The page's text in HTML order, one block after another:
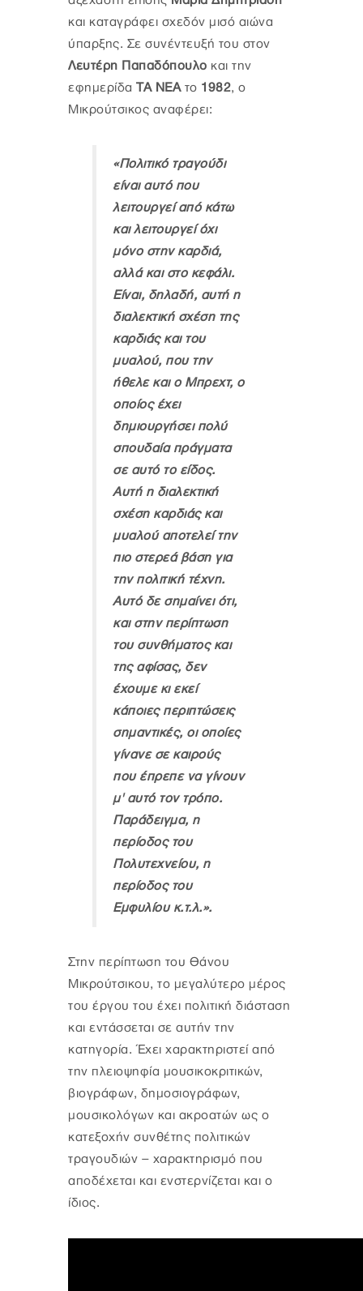
και καταγράφει σχεδόν μισό αιώνα
ύπαρξης. Σε συνέντευξή του στον
Λευτέρη Παπαδόπουλο και την
εφημερίδα ΤΑ ΝΕΑτο 1982, ο
Μικρούτσικος αναφέρει:
«Πολιτικό τραγούδι
είναι αυτό που
λειτουργεί από κάτω
και λειτουργεί όχι
μόνο στην καρδιά,
αλλά και στο κεφάλι.
Είναι, δηλαδή, αυτή η
διαλεκτική σχέση της
καρδιάς και του
μυαλού, που την
ήθελε και ο Μπρεχτ, ο
οποίος έχει
δημιουργήσει πολύ
σπουδαία πράγματα
σε αυτό το είδος.
Αυτή η διαλεκτική
σχέση καρδιάς και
μυαλού αποτελεί την
πιο στερεά βάση για
την πολιτική τέχνη.
Αυτό δε σημαίνει ότι,
και στην περίπτωση
του συνθήματος και
της αφίσας, δεν
έχουμε κι εκεί
κάποιες περιπτώσεις
σημαντικές, οι οποίες
γίνανε σε καιρούς
που έπρεπε να γίνουν
μ' αυτό τον τρόπο.
Παράδειγμα, η
περίοδος του
Πολυτεχνείου, η
περίοδος του
Εμφυλίου κ.τ.λ.».
Στην περίπτωση του Θάνου
Μικρούτσικου, το μεγαλύτερο μέρος
του έργου του έχει πολιτική διάσταση
και εντάσσεται σε αυτήν την
κατηγορία. Έχει χαρακτηριστεί από
την πλειοψηφία μουσικοκριτικών,
βιογράφων, δημοσιογράφων,
μουσικολόγων και ακροατών ως ο
κατεξοχήν συνθέτης πολιτικών
τραγουδιών – χαρακτηρισμό που
αποδέχεται και ενστερνίζεται και ο
ίδιος.